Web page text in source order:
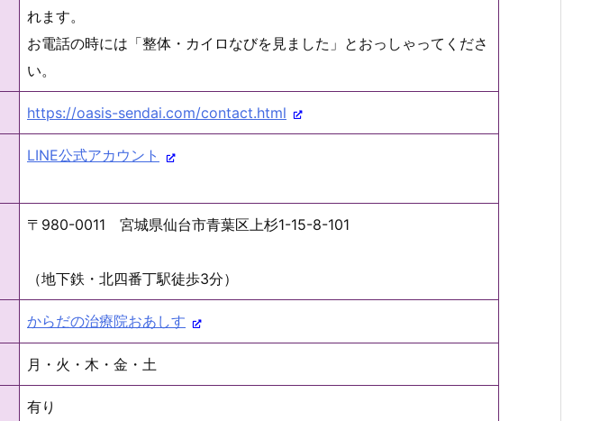
れます。
お電話の時には「整体・カイロなびを見ました」とおっしゃってくださ
い。
https://oasis-sendai.com/contact.html
LINE公式アカウント
〒980-0011 宮城県仙台市青葉区上杉1-15-8-101
（地下鉄・北四番丁駅徒歩3分）
からだの治療院おあしす
月・火・木・金・土
有り